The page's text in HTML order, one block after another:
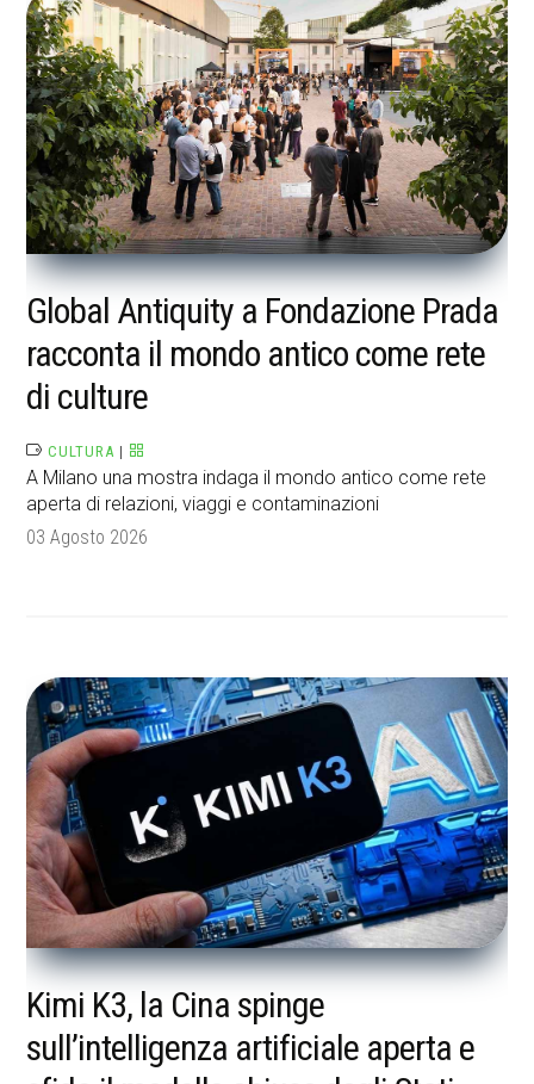
Global Antiquity a Fondazione Prada
racconta il mondo antico come rete
di culture
CULTURA |
A Milano una mostra indaga il mondo antico come rete
aperta di relazioni, viaggi e contaminazioni
03 Agosto 2026
Kimi K3, la Cina spinge
sull’intelligenza artificiale aperta e